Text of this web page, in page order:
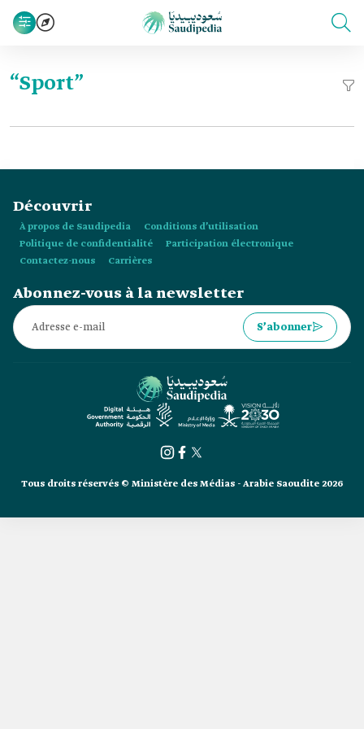
“Sport”
Découvrir
À propos de Saudipedia
Conditions d’utilisation
Politique de confidentialité
Participation électronique
Contactez-nous
Carrières
Abonnez-vous à la newsletter
S’abonner
Tous droits réservés © Ministère des Médias - Arabie Saoudite 2026